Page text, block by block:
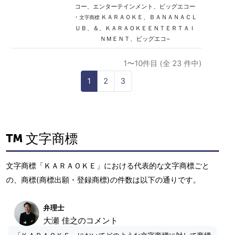
コー、エンターテインメント、ビッグエコー
・ 文字商標ＫＡＲＡＯＫＥ、ＢＡＮＡＮＡＣＬ
ＵＢ、＆、ＫＡＲＡＯＫＥＥＮＴＥＲＴＡＩ
ＮＭＥＮＴ、ビッグエコ−
1〜10件目 (全 23 件中)
1
2 3
文字商標
文字商標「ＫＡＲＡＯＫＥ」における代表的な文字商標ごと
の、商標(商標出願・登録商標)の件数は以下の通りです。
弁理士
大瀬 佳之のコメント